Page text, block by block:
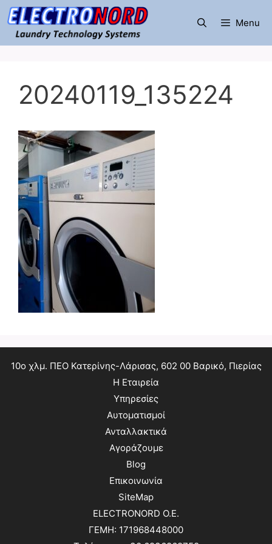
Μετάβαση
σε
περιεχόμενο
Menu
20240119_135224
10ο χλμ. ΠΕΟ Κατερίνης-Λάρισας, 602 00 Βαρικό, Πιερίας
Η Εταιρεία
Υπηρεσίες
Αυτοματισμοί
Ανταλλακτικά
Αγοράζουμε
Blog
Επικοινωνία
SiteMap
ELECTRONORD O.E.
ΓΕΜΗ: 171968448000